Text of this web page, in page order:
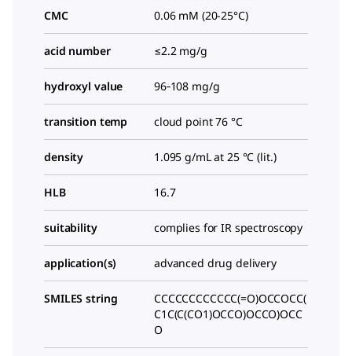
CMC 0.06 mM (20-25°C)
acid number ≤2.2 mg/g
hydroxyl value 96‑108 mg/g
transition temp cloud point 76 °C
density 1.095 g/mL at 25 °C (lit.)
HLB 16.7
suitability complies for IR spectroscopy
application(s) advanced drug delivery
SMILES string
CCCCCCCCCCCC(=O)OCCOCC(
C1C(C(CO1)OCCO)OCCO)OCC
O